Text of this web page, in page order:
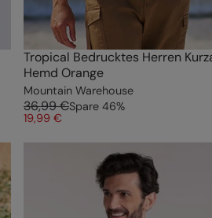
Tropical Bedrucktes Herren
Hemd Orange
Mountain Warehouse
36,99 €Spare 46%
19,99 €